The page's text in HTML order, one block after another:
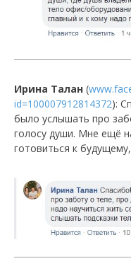
Ирина Талан (
id=100007912814372):
было услышать про
голосу души. Мне ещё
готовиться к